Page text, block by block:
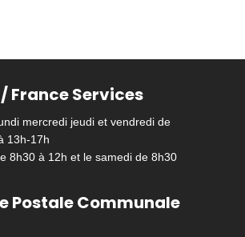
France Services
mercredi jeudi et vendredi de
13h-17h
8h30 à 12h et le samedi de 8h30
Postale Communale